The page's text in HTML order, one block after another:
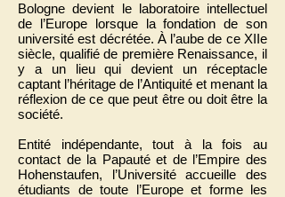
Bologne devient le laboratoire intellectuel
de l’Europe lorsque la fondation de son
université est décrétée. À l’aube de ce XIIe
siècle, qualifié de première Renaissance, il
y a un lieu qui devient un réceptacle
captant l’héritage de l’Antiquité et menant la
réflexion de ce que peut être ou doit être la
société.
Entité indépendante, tout à la fois au
contact de la Papauté et de l’Empire des
Hohenstaufen, l’Université accueille des
étudiants de toute l’Europe et forme les